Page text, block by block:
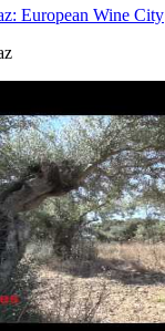
European Wine City